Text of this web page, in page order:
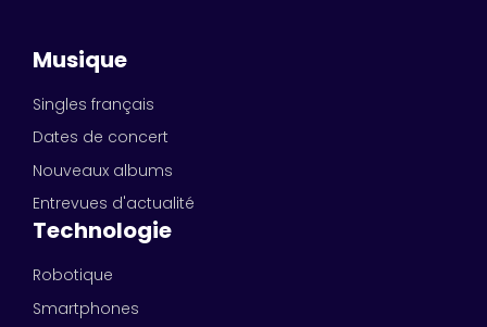
Musique
Singles français
Dates de concert
Nouveaux albums
Entrevues d'actualité
Technologie
Robotique
Smartphones